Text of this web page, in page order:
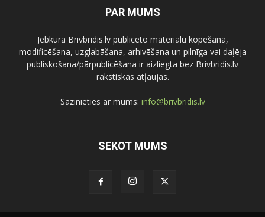
PAR MUMS
Jebkura Brivbridis.lv publicēto materiālu kopēšana,
modificēšana, uzglabāšana, arhivēšana un pilnīga vai daļēja
publiskošana/pārpublicēšana ir aizliegta bez Brivbridis.lv
rakstiskas atļaujas.
Sazinieties ar mums: info@brivbridis.lv
SEKOT MUMS